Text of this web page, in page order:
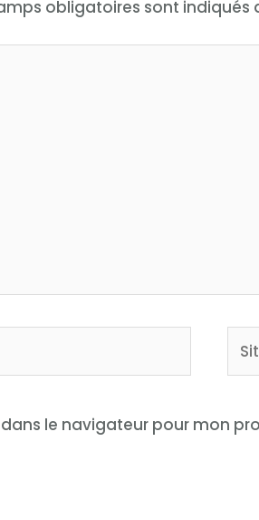
obligatoires sont indiqués
Site
le navigateur pour mon